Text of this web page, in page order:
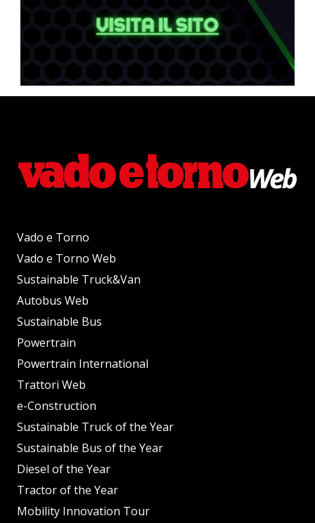
Vado e Torno
Vado e Torno Web
Sustainable Truck&Van
Autobus Web
Sustainable Bus
Powertrain
Powertrain International
Trattori Web
e-Construction
Sustainable Truck of the Year
Sustainable Bus of the Year
Diesel of the Year
Tractor of the Year
Mobility Innovation Tour